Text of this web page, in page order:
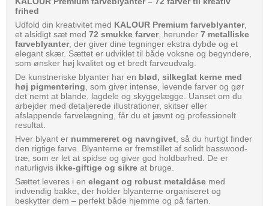
frihed
Udfold din kreativitet med KALOUR Premium farveblyanter,
et alsidigt sæt med 72 smukke farver, herunder 7 metalliske
farveblyanter, der giver dine tegninger ekstra dybde og et
elegant skær. Sættet er udviklet til både voksne og begyndere,
som ønsker høj kvalitet og et bredt farveudvalg.
De kunstneriske blyanter har en blød, silkeglat kerne med
høj pigmentering , som giver intense, levende farver og gør
det nemt at blande, lagdele og skyggelægge. Uanset om du
arbejder med detaljerede illustrationer, skitser eller
afslappende farvelægning, får du et jævnt og professionelt
resultat.
Hver blyant er nummereret og navngivet , så du hurtigt finder
den rigtige farve. Blyanterne er fremstillet af solidt basswood-
træ, som er let at spidse og giver god holdbarhed. De er
naturligvis ikke-giftige og sikre at bruge.
Sættet leveres i en elegant og robust metaldåse med
indvendig bakke, der holder blyanterne organiseret og
beskytter dem – perfekt både hjemme og på farten.